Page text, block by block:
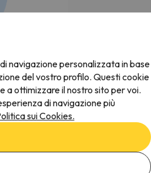
di sci!
navigazione personalizzata in base
del vostro profilo. Questi cookie
a ottimizzare il nostro sito per voi.
di navigazione più
sui Cookies.